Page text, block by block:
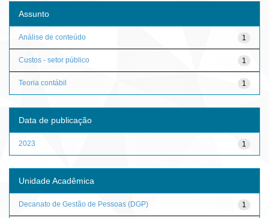
Assunto
1
Análise de conteúdo
1
Custos - setor público
1
Teoria contábil
Data de publicação
1
2023
Unidade Acadêmica
1
Decanato de Gestão de Pessoas (DGP)